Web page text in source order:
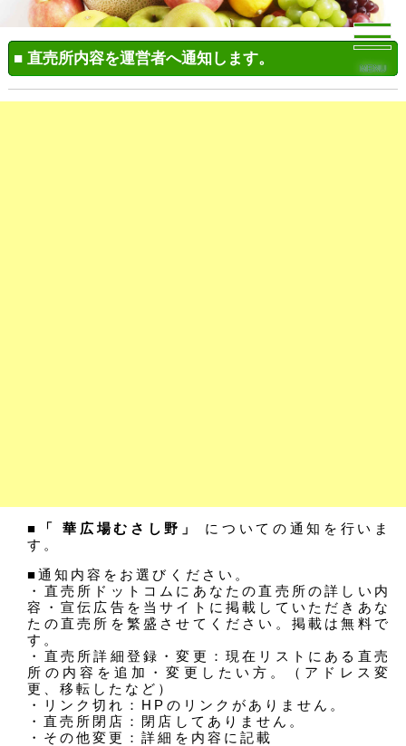
MENU
■ 直売所内容を運営者へ通知します。
■「 華広場むさし野」 についての通知を行いま
す。
■通知内容をお選びください。
・直売所ドットコムにあなたの直売所の詳しい内
容・宣伝広告を当サイトに掲載していただきあな
たの直売所を繁盛させてください。掲載は無料で
す。
・直売所詳細登録・変更：現在リストにある直売
所の内容を追加・変更したい方。（アドレス変
更、移転したなど）
・リンク切れ：HPのリンクがありません。
・直売所閉店：閉店してありません。
・その他変更：詳細を内容に記載